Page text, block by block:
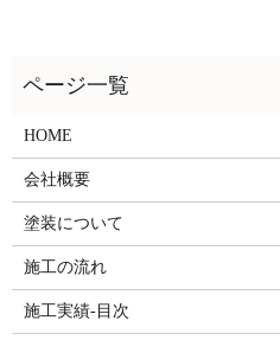
HOME
会社概要
塗装について
施工の流れ
施工実績-目次